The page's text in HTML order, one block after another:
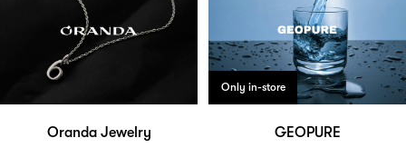
Oranda Jewelry
Only in-store
GEOPURE